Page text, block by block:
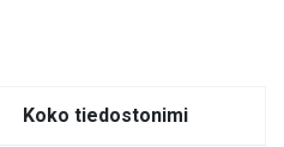
Koko tiedostonimi